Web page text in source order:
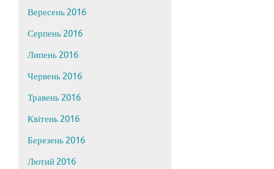
Вересень 2016
Серпень 2016
Липень 2016
Червень 2016
Травень 2016
Квітень 2016
Березень 2016
Лютий 2016